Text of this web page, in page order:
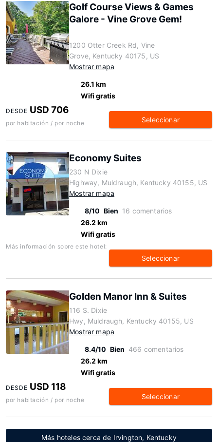
Golf Course Views & Games
Galore - Vine Grove Gem!
1200 Otter Creek Rd, Vine
Grove, Kentucky 40175, US
Mostrar mapa
26.1 km
Wifi gratis
DESDE USD 706
por habitación / por noche Seleccionar
Economy Suites
230 N Dixie
Highway, Muldraugh, Kentucky 40155, US
Mostrar mapa
8/10 Bien 16 comentarios
26.2 km
Wifi gratis
Más información sobre este hotel:
Seleccionar
Golden Manor Inn & Suites
116 S. Dixie
Hwy, Muldraugh, Kentucky 40155, US
Mostrar mapa
8.4/10 Bien 466 comentarios
26.2 km
Wifi gratis
DESDE USD 118
por habitación / por noche Seleccionar
Más hoteles cerca de Irvington, Kentucky